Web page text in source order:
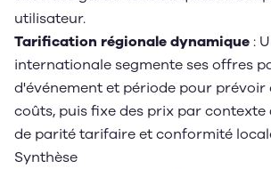
utilisateur.
Tarification régionale dynamique :
internationale segmente ses offres
d'événement et période pour prévoir
coûts, puis fixe des prix par
de parité tarifaire et conformité
Synthèse